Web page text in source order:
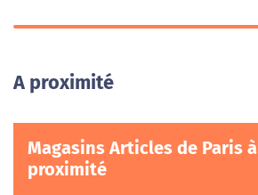
A proximité
Magasins Articles de Paris à
proximité